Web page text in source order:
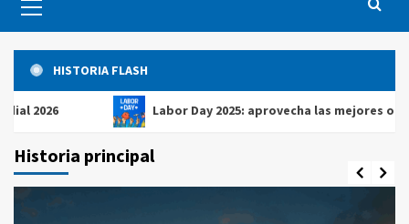
principal
HISTORIA FLASH
Labor Day 2025: aprovecha las mejores ofertas en
Historia principal